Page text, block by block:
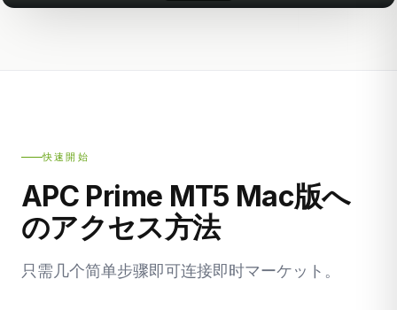
快速開始
APC Prime MT5 Mac版へ
のアクセス方法
只需几个简单步骤即可连接即时マーケット。